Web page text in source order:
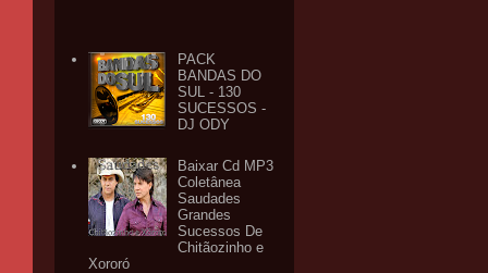
PACK
BANDAS DO
SUL - 130
SUCESSOS -
DJ ODY
Baixar Cd MP3
Coletânea
Saudades
Grandes
Sucessos De
Chitãozinho e
Xororó